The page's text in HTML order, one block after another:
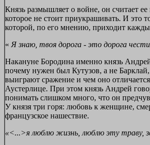
Князь размышляет о войне, он считает
которое не стоит приукрашивать. И это
которой, по его мнению, приходит
« Я знаю, твоя дорога - это дорога
Накануне Бородина именно князь Андрей
почему нужен был Кутузов, а не
выиграют сражение и чем оно
Аустерлице. При этом князь Андрей
понимать слишком много, что он
У князя три горя: любовь к женщине,
французское нашествие.
«<...>я люблю жизнь, люблю эту траву,